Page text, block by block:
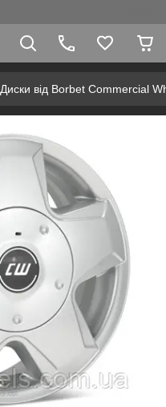
Диски від Borbet Commercial